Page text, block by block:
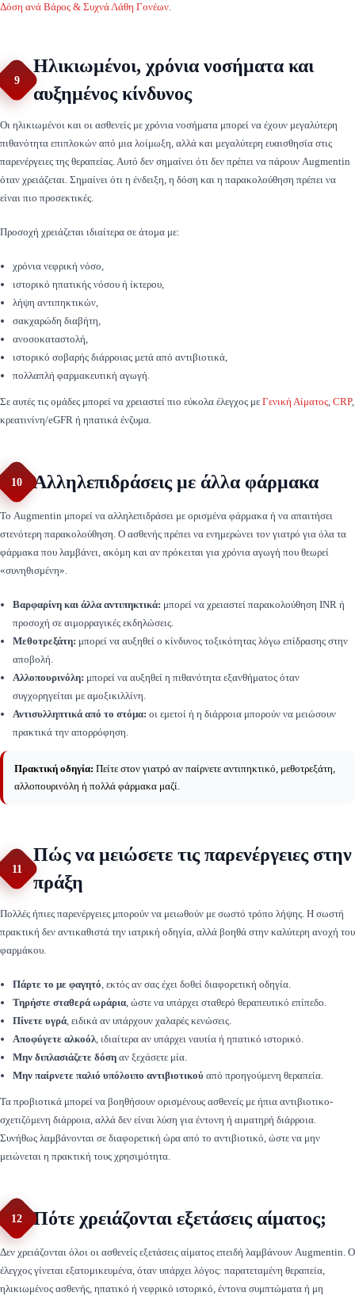
Δόση ανά Βάρος & Συχνά Λάθη Γονέων.
9
Ηλικιωμένοι, χρόνια νοσήματα και
αυξημένος κίνδυνος
Οι ηλικιωμένοι και οι ασθενείς με χρόνια νοσήματα μπορεί να έχουν μεγαλύτερη
πιθανότητα επιπλοκών από μια λοίμωξη, αλλά και μεγαλύτερη ευαισθησία στις
παρενέργειες της θεραπείας. Αυτό δεν σημαίνει ότι δεν πρέπει να πάρουν Augmentin
όταν χρειάζεται. Σημαίνει ότι η ένδειξη, η δόση και η παρακολούθηση πρέπει να
είναι πιο προσεκτικές.
Προσοχή χρειάζεται ιδιαίτερα σε άτομα με:
χρόνια νεφρική νόσο,
ιστορικό ηπατικής νόσου ή ίκτερου,
λήψη αντιπηκτικών,
σακχαρώδη διαβήτη,
ανοσοκαταστολή,
ιστορικό σοβαρής διάρροιας μετά από αντιβιοτικά,
πολλαπλή φαρμακευτική αγωγή.
Σε αυτές τις ομάδες μπορεί να χρειαστεί πιο εύκολα έλεγχος με Γενική Αίματος, CRP,
κρεατινίνη/eGFR ή ηπατικά ένζυμα.
10 Αλληλεπιδράσεις με άλλα φάρμακα
Το Augmentin μπορεί να αλληλεπιδράσει με ορισμένα φάρμακα ή να απαιτήσει
στενότερη παρακολούθηση. Ο ασθενής πρέπει να ενημερώνει τον γιατρό για όλα τα
φάρμακα που λαμβάνει, ακόμη και αν πρόκειται για χρόνια αγωγή που θεωρεί
«συνηθισμένη».
Βαρφαρίνη και άλλα αντιπηκτικά: μπορεί να χρειαστεί παρακολούθηση INR ή
προσοχή σε αιμορραγικές εκδηλώσεις.
Μεθοτρεξάτη: μπορεί να αυξηθεί ο κίνδυνος τοξικότητας λόγω επίδρασης στην
αποβολή.
Αλλοπουρινόλη: μπορεί να αυξηθεί η πιθανότητα εξανθήματος όταν
συγχορηγείται με αμοξικιλλίνη.
Αντισυλληπτικά από το στόμα: οι εμετοί ή η διάρροια μπορούν να μειώσουν
πρακτικά την απορρόφηση.
Πρακτική οδηγία: Πείτε στον γιατρό αν παίρνετε αντιπηκτικό, μεθοτρεξάτη,
αλλοπουρινόλη ή πολλά φάρμακα μαζί.
11
Πώς να μειώσετε τις παρενέργειες στην
πράξη
Πολλές ήπιες παρενέργειες μπορούν να μειωθούν με σωστό τρόπο λήψης. Η σωστή
πρακτική δεν αντικαθιστά την ιατρική οδηγία, αλλά βοηθά στην καλύτερη ανοχή του
φαρμάκου.
Πάρτε το με φαγητό, εκτός αν σας έχει δοθεί διαφορετική οδηγία.
Τηρήστε σταθερά ωράρια, ώστε να υπάρχει σταθερό θεραπευτικό επίπεδο.
Πίνετε υγρά, ειδικά αν υπάρχουν χαλαρές κενώσεις.
Αποφύγετε αλκοόλ, ιδιαίτερα αν υπάρχει ναυτία ή ηπατικό ιστορικό.
Μην διπλασιάζετε δόσηαν ξεχάσετε μία.
Μην παίρνετε παλιό υπόλοιπο αντιβιοτικούαπό προηγούμενη θεραπεία.
Τα προβιοτικά μπορεί να βοηθήσουν ορισμένους ασθενείς με ήπια αντιβιοτικο-
σχετιζόμενη διάρροια, αλλά δεν είναι λύση για έντονη ή αιματηρή διάρροια.
Συνήθως λαμβάνονται σε διαφορετική ώρα από το αντιβιοτικό, ώστε να μην
μειώνεται η πρακτική τους χρησιμότητα.
12 Πότε χρειάζονται εξετάσεις αίματος;
Δεν χρειάζονται όλοι οι ασθενείς εξετάσεις αίματος επειδή λαμβάνουν Augmentin. Ο
έλεγχος γίνεται εξατομικευμένα, όταν υπάρχει λόγος: παρατεταμένη θεραπεία,
ηλικιωμένος ασθενής, ηπατικό ή νεφρικό ιστορικό, έντονα συμπτώματα ή μη